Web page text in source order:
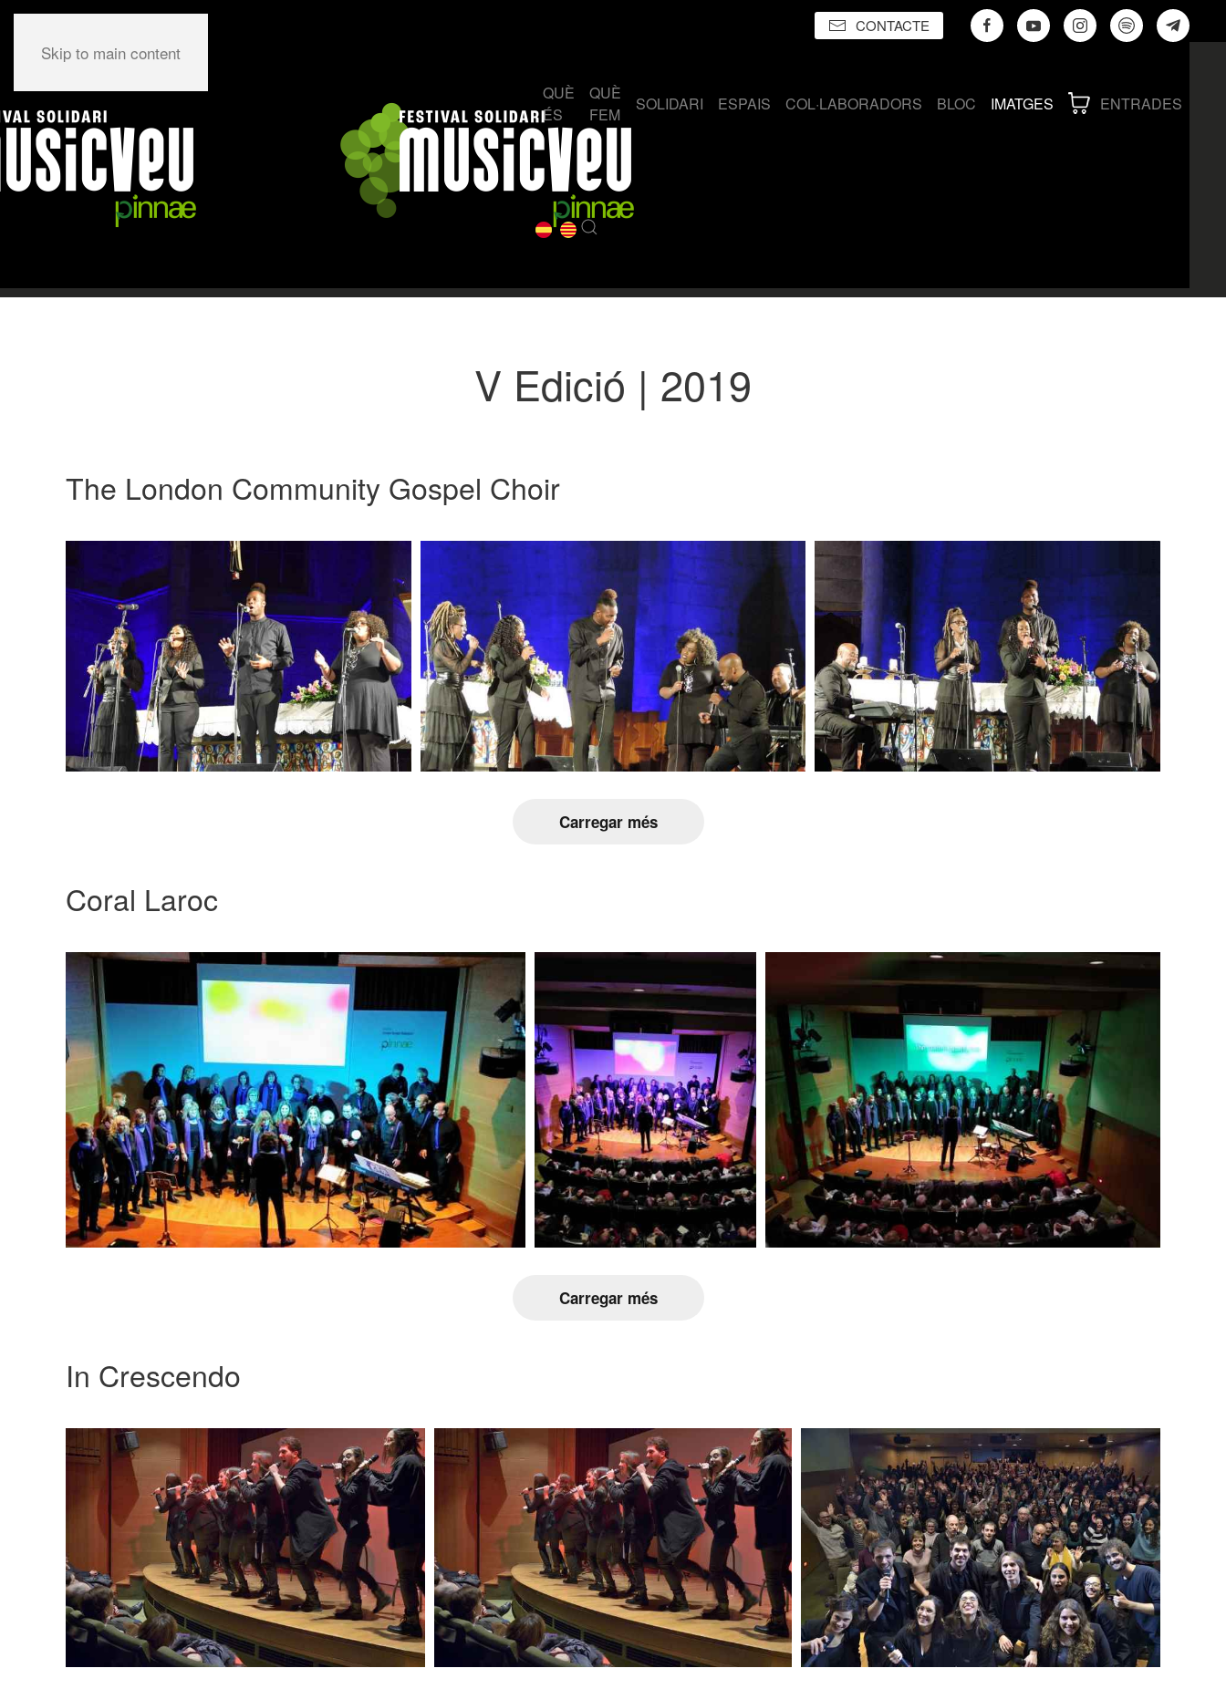
Skip to main content
CONTACTE
QUÈ
ÉS
QUÈ
FEM
SOLIDARI ESPAIS COL·LABORADORS BLOC IMATGES ENTRADES
V Edició | 2019
The London Community Gospel Choir
Carregar més
Coral Laroc
Carregar més
In Crescendo